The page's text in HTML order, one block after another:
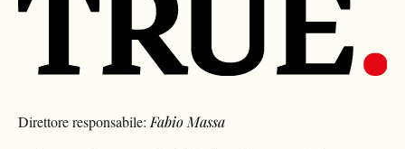
Direttore responsabile: Fabio Massa